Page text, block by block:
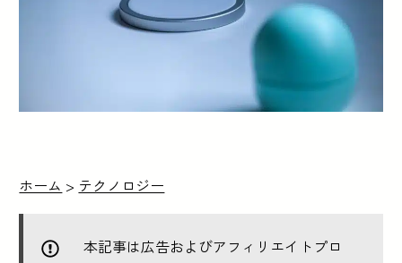
ホーム > テクノロジー
本記事は広告およびアフィリエイトプロ